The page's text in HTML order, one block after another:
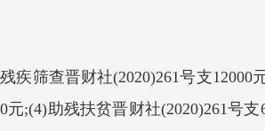
疾筛查晋财社(2020)261号支12000
;(4)助残扶贫晋财社(2020)261号